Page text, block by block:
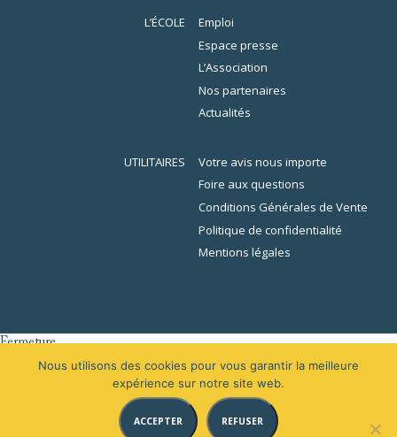
L’ÉCOLE
Emploi
Espace presse
L’Association
Nos partenaires
Actualités
UTILITAIRES
Votre avis nous importe
Foire aux questions
Conditions Générales de Vente
Politique de confidentialité
Mentions légales
Fermeture
L’École de la Librairie sera fermée du 1 au 16 août 2026 inclus. En
raison des congés, votre demande de devis sera traitée à partir du 31
Merci de votre compréhension.
Nous utilisons des cookies pour vous garantir la meilleure
expérience sur notre site web.
ACCEPTER REFUSER